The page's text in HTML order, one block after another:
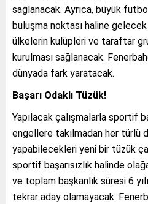
sağlanacak. Ayrıca, büyük
buluşma noktası haline
ülkelerin kulüpleri ve taraftar
kurulması sağlanacak.
dünyada fark yaratacak.
Başarı Odaklı Tüzük!
Yapılacak çalışmalarla sportif
engellere takılmadan her türlü
yapabilecekleri yeni bir tüzük
sportif başarısızlık halinde
ve toplam başkanlık süresi 6
tekrar aday olamayacak.